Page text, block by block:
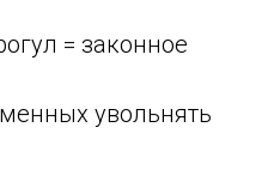
= законное
увольнять